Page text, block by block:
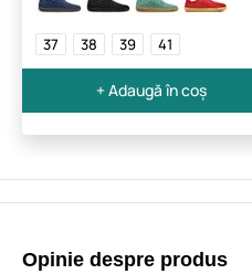
37 38 39 41
+ Adaugă în coș
Opinie despre produs